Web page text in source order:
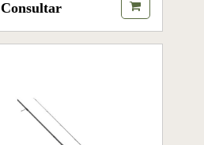
Consultar